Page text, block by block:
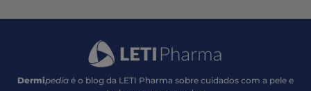
Dermipedia é o blog da LETI Pharma sobre cuidados com a pele e